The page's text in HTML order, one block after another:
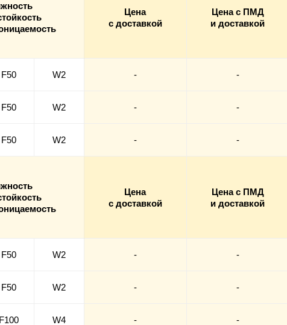
Цена
с доставкой
Цена с ПМД
и доставкой
F50 W2 - -
F50 W2 - -
F50 W2 - -
Цена
с доставкой
Цена с ПМД
и доставкой
F50 W2 - -
F50 W2 - -
F100 W4 - -